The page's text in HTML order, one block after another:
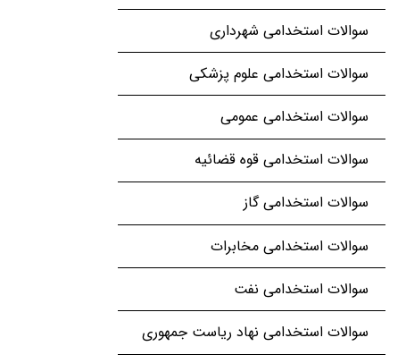
سوالات استخدامی شهرداری
سوالات استخدامی علوم پزشکی
سوالات استخدامی عمومی
سوالات استخدامی قوه قضائیه
سوالات استخدامی گاز
سوالات استخدامی مخابرات
سوالات استخدامی نفت
سوالات استخدامی نهاد ریاست جمهوری